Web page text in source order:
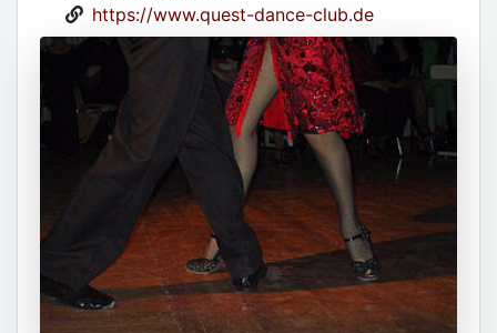
https://www.quest-dance-club.de